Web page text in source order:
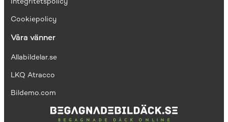
Cookiepolicy
Våra vänner
Allabildelar.se
LKQ Atracco
Bildemo.com